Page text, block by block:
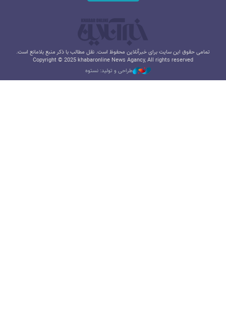
تمامی حقوق این سایت برای خبرآنلاین محفوظ است. نقل مطالب با ذکر منبع بلامانع است.
Copyright © 2025 khabaronline News Agancy, All rights reserved
طراحی و تولید: نستوه